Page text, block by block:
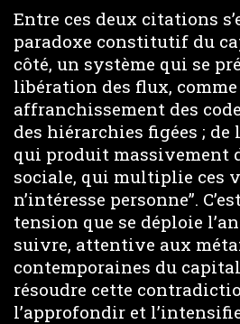
Entre ces deux citations
paradoxe constitutif du
côté, un système qui se
libération des flux, comme
affranchissement des
des hiérarchies figées ; de
qui produit massivement
sociale, qui multiplie ces
n’intéresse personne”.
tension que se déploie
suivre, attentive aux
contemporaines du
résoudre cette
l’approfondir et